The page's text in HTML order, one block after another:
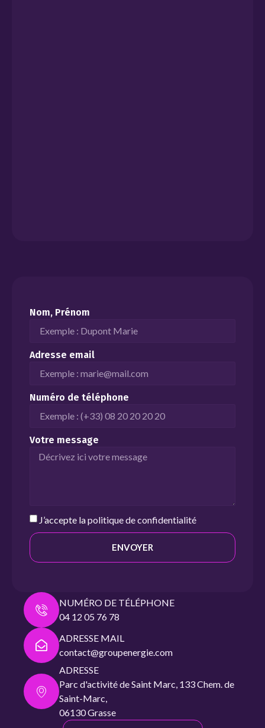
NUMÉRO DE TÉLÉPHONE
04 12 05 76 78
ADRESSE MAIL
contact@groupenergie.com
ADRESSE
Parc d'activité de Saint Marc, 133 Chem. de
Saint-Marc,
06130 Grasse
Nom, Prénom
Adresse email
Numéro de téléphone
Votre message
J’accepte lapolitique de confidentialité
ENVOYER